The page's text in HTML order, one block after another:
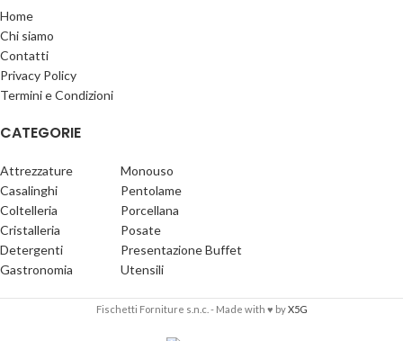
Home
Chi siamo
Contatti
Privacy Policy
Termini e Condizioni
CATEGORIE
Attrezzature
Casalinghi
Coltelleria
Cristalleria
Detergenti
Gastronomia
Monouso
Pentolame
Porcellana
Posate
Presentazione Buffet
Utensili
Fischetti Forniture s.n.c. - Made with ♥ byX5G